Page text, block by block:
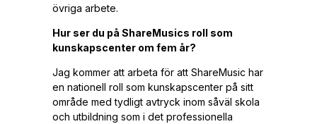
övriga arbete.
Hur ser du på ShareMusics roll som
kunskapscenter om fem år?
Jag kommer att arbeta för att ShareMusic har
en nationell roll som kunskapscenter på sitt
område med tydligt avtryck inom såväl skola
och utbildning som i det professionella